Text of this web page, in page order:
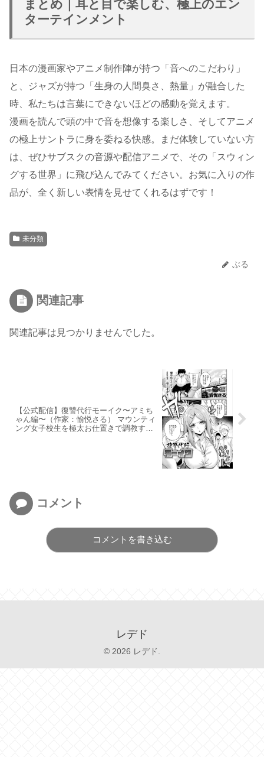
まとめ｜耳と目で楽しむ、極上のエン
ターテインメント
日本の漫画家やアニメ制作陣が持つ「音へのこだわり」
と、ジャズが持つ「生身の人間臭さ、熱量」が融合した
時、私たちは言葉にできないほどの感動を覚えます。
漫画を読んで頭の中で音を想像する楽しさ、そしてアニメ
の極上サントラに身を委ねる快感。まだ体験していない方
は、ぜひサブスクの音源や配信アニメで、その「スウィン
グする世界」に飛び込んでみてください。お気に入りの作
品が、全く新しい表情を見せてくれるはずです！
未分類
ぶる
関連記事
関連記事は見つかりませんでした。
【公式配信】復讐代行モーイク〜アミち
ゃん編〜（作家：愉悦さる） マウンティ
ング女子校生を極太お仕置きで調教する
コメント
コメントを書き込む
レデド
© 2026 レデド.